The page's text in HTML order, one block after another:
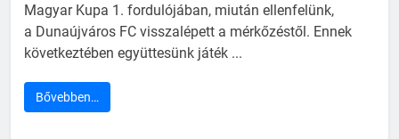
Magyar Kupa 1. fordulójában, miután ellenfelünk,
a Dunaújváros FC visszalépett a mérkőzéstől. Ennek
következtében együttesünk játék ...
Bővebben…